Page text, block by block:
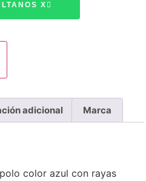
X
adicional Marca
color azul con rayas